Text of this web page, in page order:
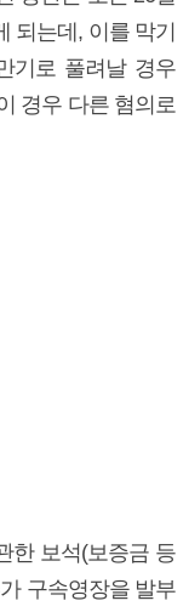
되는데, 이를 막기
기로 풀려날 경우
경우 다른 혐의로
한 보석(보증금 등
구속영장을 발부